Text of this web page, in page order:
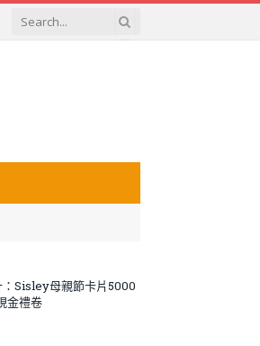
：Sisley母親節卡片5000
金禮卷